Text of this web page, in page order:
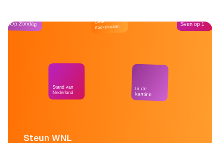
Steun WNL
Op Zondag
Stand van
Nederland
Café
Kockelmann
In de
kantine
Sven op 1